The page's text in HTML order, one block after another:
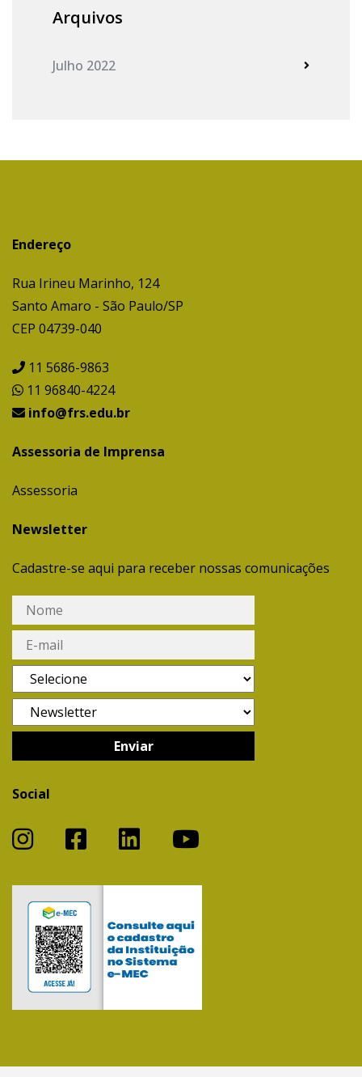
Arquivos
Julho 2022
Endereço
Rua Irineu Marinho, 124
Santo Amaro - São Paulo/SP
CEP 04739-040
11 5686-9863
11 96840-4224
info@frs.edu.br
Assessoria de Imprensa
Assessoria
Newsletter
Cadastre-se aqui para receber nossas comunicações
Social